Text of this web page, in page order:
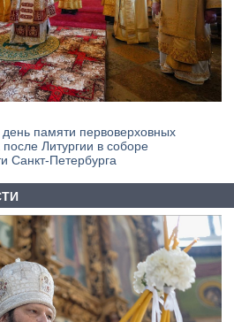
памяти первоверховных
Литургии в соборе
Санкт-Петербурга